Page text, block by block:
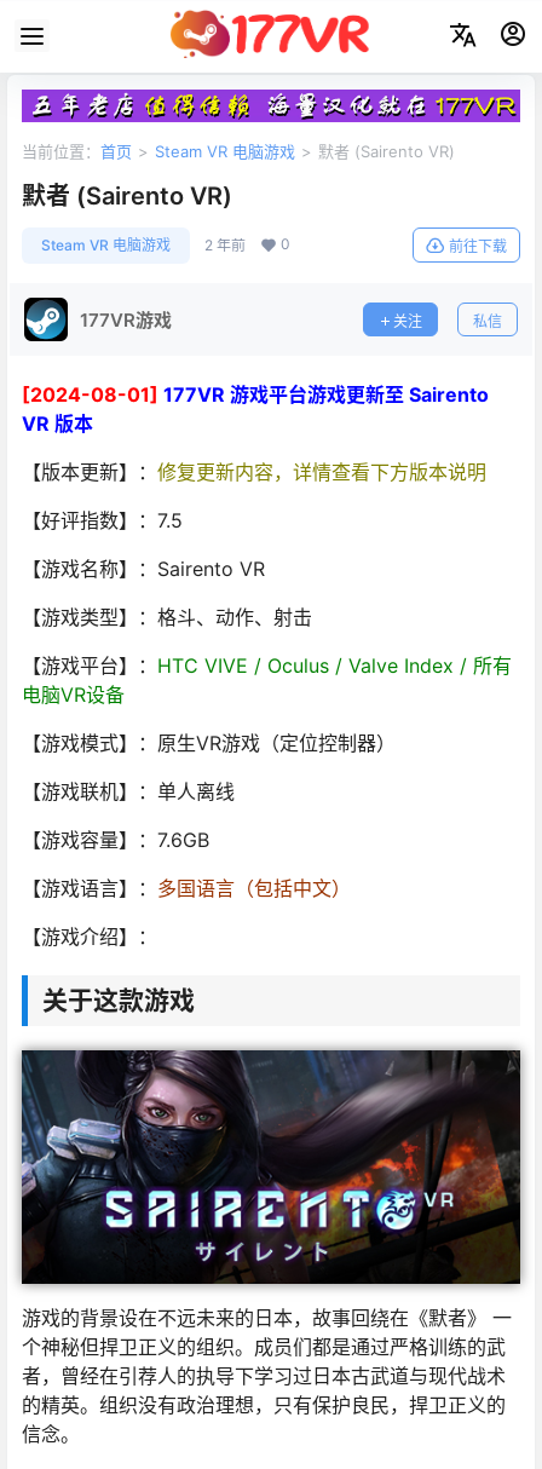
当前位置： 首页 > Steam VR 电脑游戏 > 默者 (Sairento VR)
默者 (Sairento VR)
Steam VR 电脑游戏 2 年前 0 前往下载
177VR游戏 关注 私信
[2024-08-01] 177VR 游戏平台游戏更新至 Sairento
VR 版本
【版本更新】： 修复更新内容，详情查看下方版本说明
【好评指数】：7.5
【游戏名称】：Sairento VR
【游戏类型】：格斗、动作、射击
【游戏平台】： HTC VIVE / Oculus / Valve Index / 所有
电脑VR设备
【游戏模式】：原生VR游戏（定位控制器）
【游戏联机】：单人离线
【游戏容量】：7.6GB
【游戏语言】： 多国语言（包括中文）
【游戏介绍】：
关于这款游戏
游戏的背景设在不远未来的日本，故事回绕在《默者》 一
个神秘但捍卫正义的组织。成员们都是通过严格训练的武
者，曾经在引荐人的执导下学习过日本古武道与现代战术
的精英。组织没有政治理想，只有保护良民，捍卫正义的
信念。